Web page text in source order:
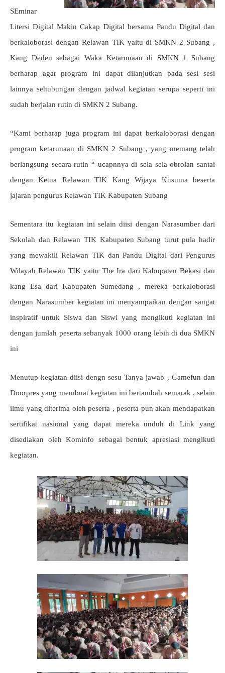
SEminar
Litersi Digital Makin Cakap Digital bersama Pandu Digital dan
berkaloborasi dengan Relawan TIK yaitu di SMKN 2 Subang ,
Kang Deden sebagai Waka Ketarunaan di SMKN 1 Subang
berharap agar program ini dapat dilanjutkan pada sesi sesi
lainnya sehubungan dengan jadwal kegiatan serupa seperti ini
sudah berjalan rutin di SMKN 2 Subang.
“Kami berharap juga program ini dapat berkaloborasi dengan
program ketarunaan di SMKN 2 Subang , yang memang telah
berlangsung secara rutin “ ucapnnya di sela sela obrolan santai
dengan Ketua Relawan TIK Kang Wijaya Kusuma beserta
jajaran pengurus Relawan TIK Kabupaten Subang
Sementara itu kegiatan ini selain diisi dengan Narasumber dari
Sekolah dan Relawan TIK Kabupaten Subang turut pula hadir
yang mewakili Relawan TIK dan Pandu Digital dari Pengurus
Wilayah Relawan TIK yaitu The Ira dari Kabupaten Bekasi dan
kang Esa dari Kabupaten Sumedang , mereka berkaloborasi
dengan Narasumber kegiatan ini menyampaikan dengan sangat
inspiratif untuk Siswa dan Siswi yang mengikuti kegiatan ini
dengan jumlah peserta sebanyak 1000 orang lebih di dua SMKN
ini
Menutup kegiatan diisi dengn sesu Tanya jawab , Gamefun dan
Doorpres yang membuat kegiatan ini bertambah semarak , selain
ilmu yang diterima oleh peserta , peserta pun akan mendapatkan
sertifikat nasional yang dapat mereka unduh di Link yang
disediakan oleh Kominfo sebagai bentuk apresiasi mengikuti
kegiatan.